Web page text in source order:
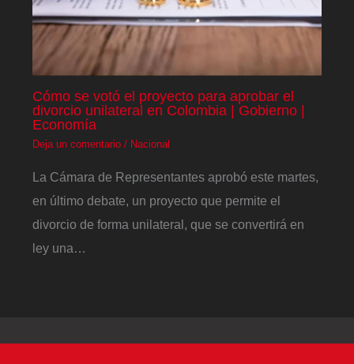
Cómo se votó el proyecto para aprobar el
divorcio unilateral en Colombia | Gobierno |
Economía
Deja un comentario / Nacional
La Cámara de Representantes aprobó este martes,
en último debate, un proyecto que permite el
divorcio de forma unilateral, que se convertirá en
ley una…